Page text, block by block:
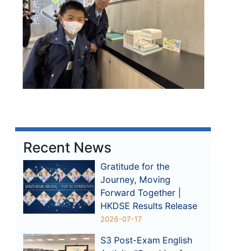
Recent News
Gratitude for the
Journey, Moving
Forward Together |
HKDSE Results Release
2026-07-17
S3 Post-Exam English